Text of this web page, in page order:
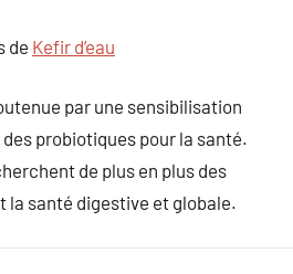
de Kefir d’eau
par une sensibilisation
probiotiques pour la santé.
de plus en plus des
la santé digestive et globale.